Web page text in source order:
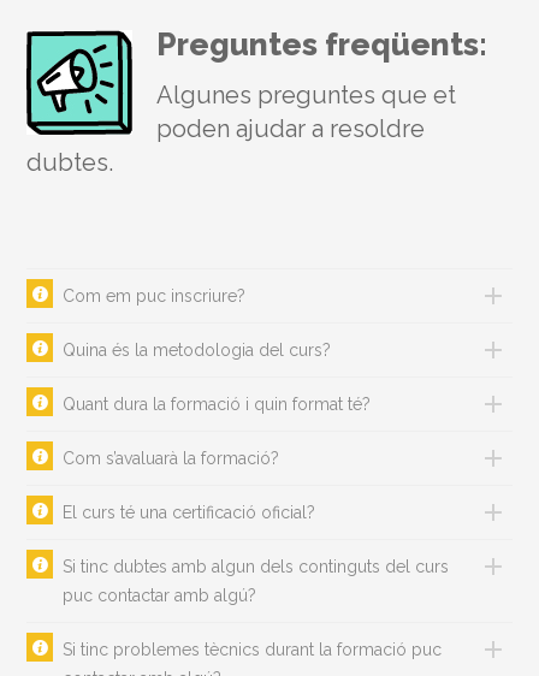
Preguntes freqüents:
Algunes preguntes que et
poden ajudar a resoldre
dubtes.
Com em puc inscriure?
Quina és la metodologia del curs?
Quant dura la formació i quin format té?
Com s’avaluarà la formació?
El curs té una certificació oficial?
Si tinc dubtes amb algun dels continguts del curs
puc contactar amb algú?
Si tinc problemes tècnics durant la formació puc